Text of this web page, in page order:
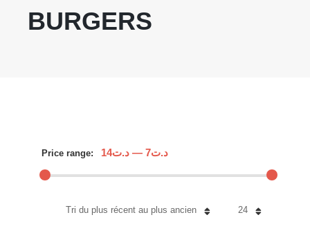
BURGERS
Price range: د.ت7 — د.ت14
24
Tri du plus récent au plus ancien